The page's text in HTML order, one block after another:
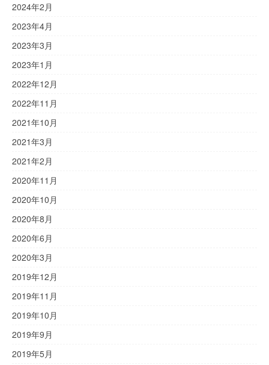
2024年2月
2023年4月
2023年3月
2023年1月
2022年12月
2022年11月
2021年10月
2021年3月
2021年2月
2020年11月
2020年10月
2020年8月
2020年6月
2020年3月
2019年12月
2019年11月
2019年10月
2019年9月
2019年5月